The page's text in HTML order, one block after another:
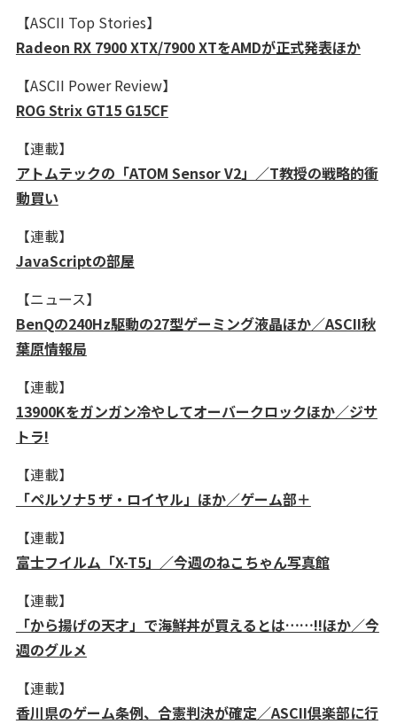
【ASCII Top Stories】
Radeon RX 7900 XTX/7900 XTをAMDが正式発表ほか
【ASCII Power Review】
ROG Strix GT15 G15CF
【連載】
アトムテックの「ATOM Sensor V2」／T教授の戦略的衝
動買い
【連載】
JavaScriptの部屋
【ニュース】
BenQの240Hz駆動の27型ゲーミング液晶ほか／ASCII秋
葉原情報局
【連載】
13900Kをガンガン冷やしてオーバークロックほか／ジサ
トラ!
【連載】
「ペルソナ5 ザ・ロイヤル」ほか／ゲーム部＋
【連載】
富士フイルム「X-T5」／今週のねこちゃん写真館
【連載】
「から揚げの天才」で海鮮丼が買えるとは……!!ほか／今
週のグルメ
【連載】
香川県のゲーム条例、合憲判決が確定／ASCII倶楽部に行